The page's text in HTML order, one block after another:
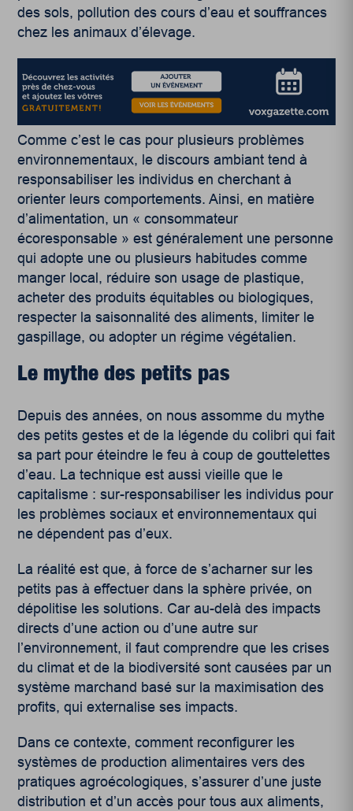
des sols, pollution des cours d’eau et souffrances
chez les animaux d’élevage.
Comme c’est le cas pour plusieurs problèmes
environnementaux, le discours ambiant tend à
responsabiliser les individus en cherchant à
orienter leurs comportements. Ainsi, en matière
d’alimentation, un « consommateur
écoresponsable » est généralement une personne
qui adopte une ou plusieurs habitudes comme
manger local, réduire son usage de plastique,
acheter des produits équitables ou biologiques,
respecter la saisonnalité des aliments, limiter le
gaspillage, ou adopter un régime végétalien.
Le mythe des petits pas
Depuis des années, on nous assomme du mythe
des petits gestes et de la légende du colibri qui fait
sa part pour éteindre le feu à coup de gouttelettes
d’eau. La technique est aussi vieille que le
capitalisme : sur-responsabiliser les individus pour
les problèmes sociaux et environnementaux qui
ne dépendent pas d’eux.
La réalité est que, à force de s’acharner sur les
petits pas à effectuer dans la sphère privée, on
dépolitise les solutions. Car au-delà des impacts
directs d’une action ou d’une autre sur
l’environnement, il faut comprendre que les crises
du climat et de la biodiversité sont causées par un
système marchand basé sur la maximisation des
profits, qui externalise ses impacts.
Dans ce contexte, comment reconfigurer les
systèmes de production alimentaires vers des
pratiques agroécologiques, s’assurer d’une juste
distribution et d’un accès pour tous aux aliments,